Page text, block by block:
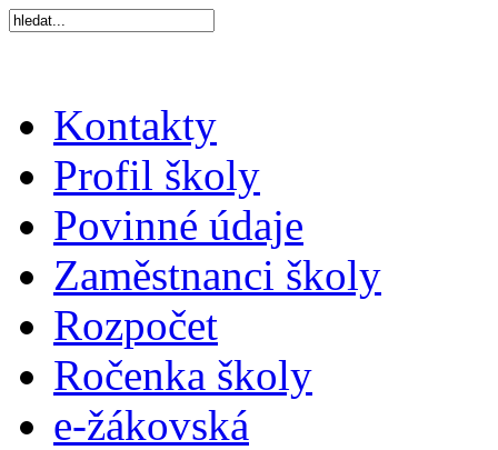
Kontakty
Profil školy
Povinné údaje
Zaměstnanci školy
Rozpočet
Ročenka školy
e-žákovská